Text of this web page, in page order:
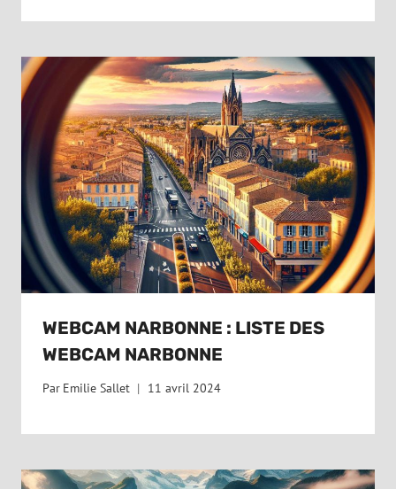
WEBCAM NARBONNE : LISTE DES
WEBCAM NARBONNE
Par Emilie Sallet 11 avril 2024